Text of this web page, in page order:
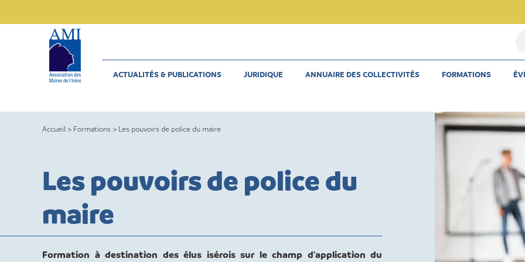
un
ACTUALITÉS & PUBLICATIONS JURIDIQUE ANNUAIRE DES COLLECTIVITÉS FORMATIONS
Accueil > Formations > Les pouvoirs de police du maire
Les pouvoirs de police du
maire
Formation à destination des élus isérois sur le champ d'application du